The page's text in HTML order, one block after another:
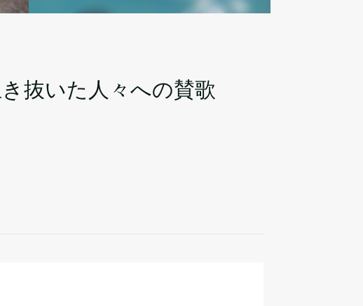
抜いた人々への賛歌